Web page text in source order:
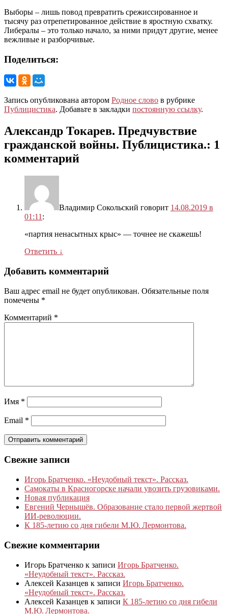
Выборы – лишь повод превратить срежиссированное и
тысячу раз отрепетированное действие в яростную схватку.
Либералы – это только начало, за ними придут другие, менее
вежливые и разборчивые.
Поделиться:
Запись опубликована автором Родное слово в рубрике
Публицистика. Добавьте в закладки постоянную ссылку.
Александр Токарев. Предчувствие
гражданской войны. Публицистика.: 1
комментарий
Владимир Сокольский говорит 14.08.2019 в
01:11 :
«партия ненасытных крыс» — точнее не скажешь!
Ответить ↓
Добавить комментарий
Ваш адрес email не будет опубликован. Обязательные поля
помечены *
Комментарий *
Имя *
Email *
Свежие записи
Игорь Братченко. «Неудобный текст». Рассказ.
Самокаты в Красногорске начали увозить грузовиками.
Новая публикация
Евгений Чернышёв. Образование стало первой жертвой
ИИ-революции.
К 185‑летию со дня гибели М.Ю. Лермонтова.
Свежие комментарии
Игорь Братченко к записи Игорь Братченко.
«Неудобный текст». Рассказ.
Алексей Казанцев к записи Игорь Братченко.
«Неудобный текст». Рассказ.
Алексей Казанцев к записи К 185‑летию со дня гибели
М.Ю. Лермонтова.